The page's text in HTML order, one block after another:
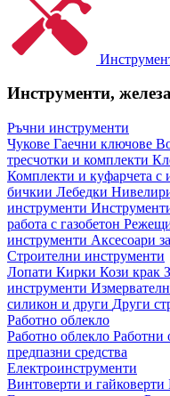
Инструменти,
Ръчни инструменти
Чукове Гаечни ключове
тресчотки и комплекти
Комплекти и куфарчета с
бичкии Лебедки
инструменти
работа с газобетон
инструменти Аксесоари
Строителни инструменти
Лопати Кирки Кози крак
инструменти
силикон и други Други
Работно облекло
Работно облекло Работни
предпазни средства
Електроинструменти
Винтоверти и гайковерти